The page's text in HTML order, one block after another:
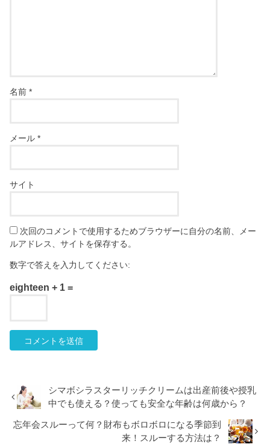
名前*
メール*
サイト
次回のコメントで使用するためブラウザーに自分の名前、メー
ルアドレス、サイトを保存する。
数字で答えを入力してください:
eighteen + 1 =
シマボシラスターリッチクリームは出産前後や授乳
中でも使える？使っても安全な年齢は何歳から？
忘年会スルーって何？財布もボロボロになる季節到
来！スルーする方法は？